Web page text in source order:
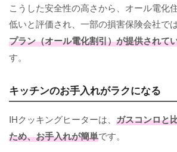
こうした安全性の高さから、オール電化
低いと評価され、一部の損害保険会社で
プラン（オール電化割引）が提供されて
す。
キッチンのお手入れがラクになる
IHクッキングヒーターは、 ガスコンロと
ため、お手入れが簡単です。